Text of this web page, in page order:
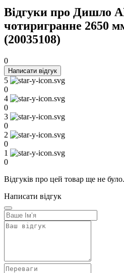
Відгуки про Дишло
чотиригранне 2650
(20035108)
0
Написати відгук
5
0
4
0
3
0
2
0
1
0
Відгуків про цей товар ще не було.
Написати відгук